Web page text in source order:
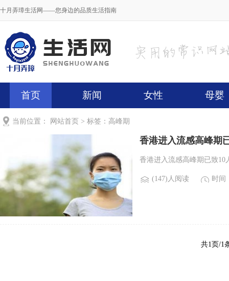
十月弄璋生活网——您身边的品质生活指南
首页 新闻 女性 母婴
当前位置： 网站首页 > 标签：高峰期
香港进入流感高峰期
香港进入流感高峰期已致10
(147)人阅读 时间
共1页/1